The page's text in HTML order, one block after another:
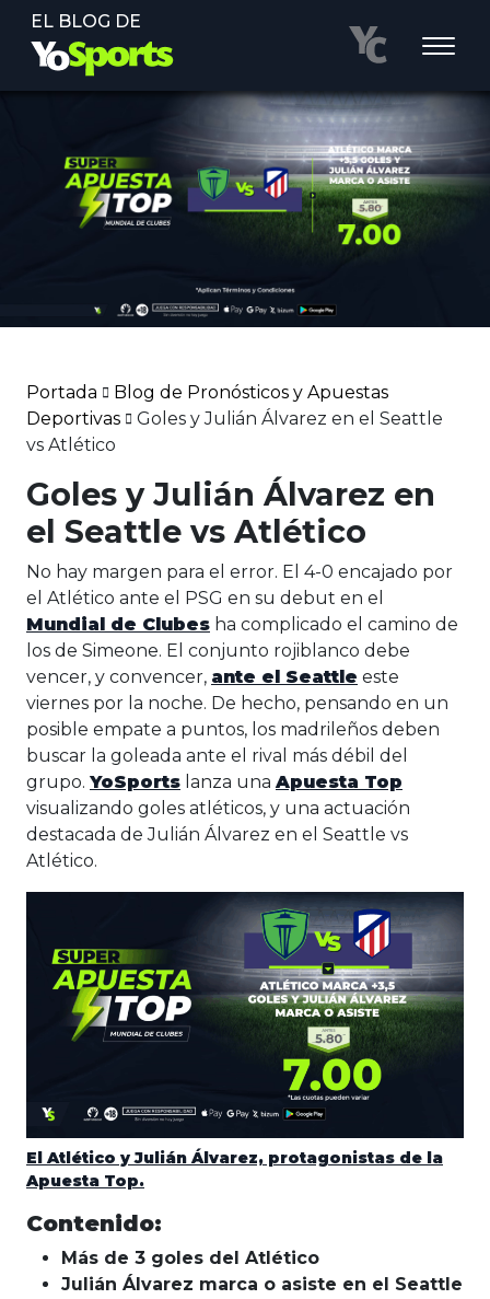
EL BLOG DE
Portada
Blog de Pronósticos y Apuestas
Deportivas
Goles y Julián Álvarez en el Seattle
vs Atlético
Goles y Julián Álvarez en
el Seattle vs Atlético
No hay margen para el error. El 4-0 encajado por
el Atlético ante el PSG en su debut en el
Mundial de Clubes ha complicado el camino de
los de Simeone. El conjunto rojiblanco debe
vencer, y convencer, ante el Seattle este
viernes por la noche. De hecho, pensando en un
posible empate a puntos, los madrileños deben
buscar la goleada ante el rival más débil del
grupo. YoSports lanza unaApuesta Top
visualizando goles atléticos, y una actuación
destacada de Julián Álvarez en el Seattle vs
Atlético.
El Atlético y Julián Álvarez, protagonistas de la
Apuesta Top.
Contenido:
Más de 3 goles del Atlético
Julián Álvarez marca o asiste en el Seattle